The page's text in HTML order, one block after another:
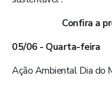
Confira a
05/06 - Quarta-feira
Ação Ambiental Dia do